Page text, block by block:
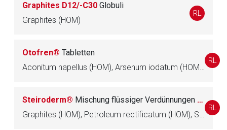
Graphites D12/-C30 Globuli
Graphites (HOM)
RL
Otofren® Tabletten
Aconitum napellus (HOM), Arsenum iodatum (HOM), Aurum metallicum (HOM), Graphites (HOM), Hepar sulfuris (HOM), Phytolacca americana (HOM), Thuja occidentalis (HOM), Viola odorata (HOM)
RL
Steiroderm® Mischung flüssiger Verdünnungen zum Einnehmen
Graphites (HOM), Petroleum rectificatum (HOM), Sulfur iodatum (HOM)
RL